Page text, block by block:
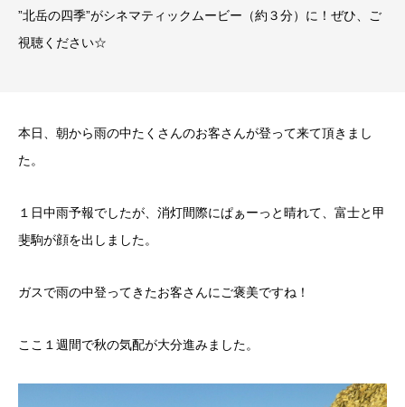
”北岳の四季”がシネマティックムービー（約３分）に！ぜひ、ご
視聴ください☆
本日、朝から雨の中たくさんのお客さんが登って来て頂きまし
た。
１日中雨予報でしたが、消灯間際にぱぁーっと晴れて、富士と甲
斐駒が顔を出しました。
ガスで雨の中登ってきたお客さんにご褒美ですね！
ここ１週間で秋の気配が大分進みました。